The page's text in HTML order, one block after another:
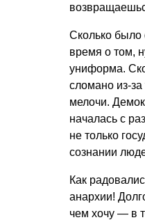
Сколько было
время о том,
униформа.
сломано из-за
мелочи.
началась с
не только
сознании
Как
анархии!
чем хочу — в